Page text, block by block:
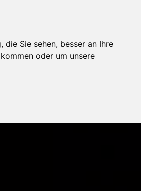
Sie sehen, besser an Ihre
oder um unsere